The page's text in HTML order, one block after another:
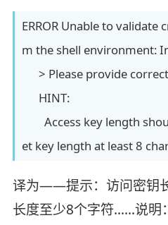
ERROR Unable to
m the shell environment:
> Please provide
HINT:
Access key length
et key length at least 8
译为——提示：访问密钥
长度至少8个字符……说明